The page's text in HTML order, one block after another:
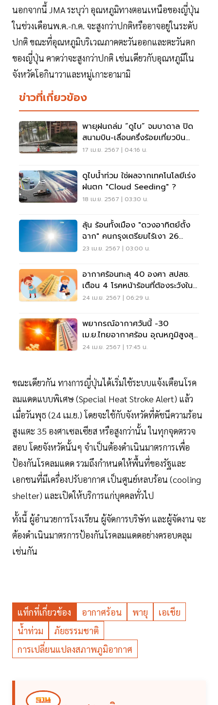
นอกจากนี้ JMA ระบุว่า อุณหภูมิทางตอนเหนือของญี่ปุ่น
ในช่วงเดือนพ.ค.-ก.ค. จะสูงกว่าปกติหรืออาจอยู่ในระดับ
ปกติ ขณะที่อุณหภูมิบริเวณภาคตะวันออกและตะวันตก
ของญี่ปุ่น คาดว่าจะสูงกว่าปกติ เช่นเดียวกับอุณหภูมิใน
จังหวัดโอกินาวาและหมู่เกาะอามามิ
ข่าวที่เกี่ยวข้อง
พายุฝนถล่ม “ดูไบ” จมบาดาล ปิด
สนามบิน-เลื่อนครึ่งร้อยเที่ยวบิน
(คลิป)
17 เม.ย. 2567 | 04:16 น.
ดูไบน้ำท่วม ใช่ผลจากเทคโนโลยีเร่ง
ฝนตก "Cloud Seeding" ?
18 เม.ย. 2567 | 03:30 น.
ลุ้น ร้อนทั้งเมือง "ดวงอาทิตย์ตั้ง
ฉาก" คนกรุงเตรียมไร้เงา 26
เม.ย.นี้
23 เม.ย. 2567 | 03:00 น.
อากาศร้อนทะลุ 40 องศา สปสช.
เตือน 4 โรคหน้าร้อนที่ต้องระวังใน
เด็ก
24 เม.ย. 2567 | 06:29 น.
พยากรณ์อากาศวันนี้ -30
เม.ย.ไทยอากาศร้อน อุณหภูมิสูงสุด
44 องศา
24 เม.ย. 2567 | 17:45 น.
ขณะเดียวกัน ทางการญี่ปุ่นได้เริ่มใช้ระบบแจ้งเตือนโรค
ลมแดดแบบพิเศษ (Special Heat Stroke Alert) แล้ว
เมื่อวันพุธ (24 เม.ย.) โดยจะใช้กับจังหวัดที่ดัชนีความร้อน
สูงแตะ 35 องศาเซลเซียส หรือสูงกว่านั้น ในทุกจุดตรวจ
สอบ โดยจังหวัดนั้นๆ จำเป็นต้องดำเนินมาตรการเพื่อ
ป้องกันโรคลมแดด รวมถึงกำหนดให้พื้นที่ของรัฐและ
เอกชนที่มีเครื่องปรับอากาศ เป็นศูนย์หลบร้อน (cooling
shelter) และเปิดให้บริการแก่บุคคลทั่วไป
ทั้งนี้ ผู้อำนวยการโรงเรียน ผู้จัดการบริษัท และผู้จัดงาน จะ
ต้องดำเนินมาตรการป้องกันโรคลมแดดอย่างครอบคลุม
เช่นกัน
แท็กที่เกี่ยวข้อง อากาศร้อน พายุ
เอเชีย
น้ำท่วม
ภัยธรรมชาติ
การเปลี่ยนแปลงสภาพภูมิอากาศ